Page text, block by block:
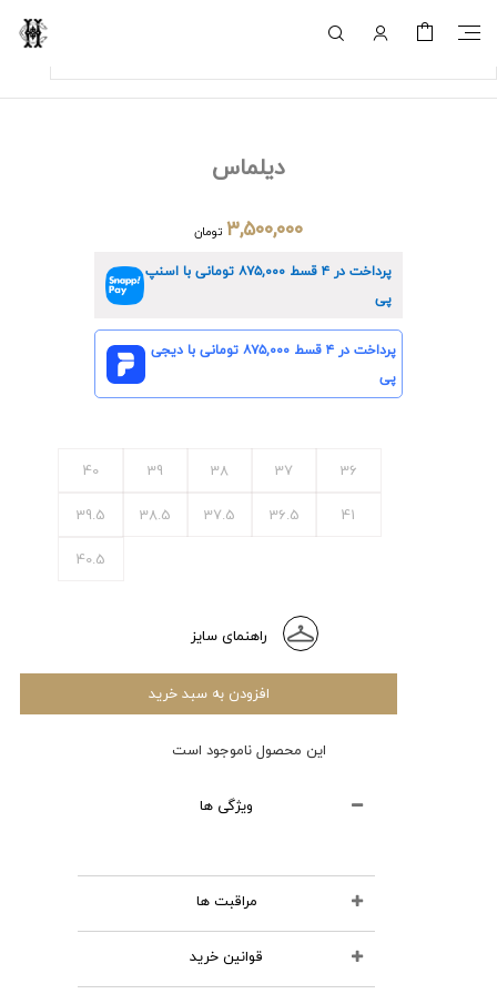
دیلماس
۳,۵۰۰,۰۰۰ تومان
پرداخت در ۴ قسط ۸۷۵,۰۰۰تومانی با اسنپ
پی
پرداخت در ۴ قسط ۸۷۵,۰۰۰تومانی با دیجی
پی
36
37
38
39
40
41
36.5
37.5
38.5
39.5
40.5
راهنمای سایز
افزودن به سبد خرید
این محصول ناموجود است
ویژگی ها
مراقبت ها
محصولات چرمی را نشویید
قوانین خرید